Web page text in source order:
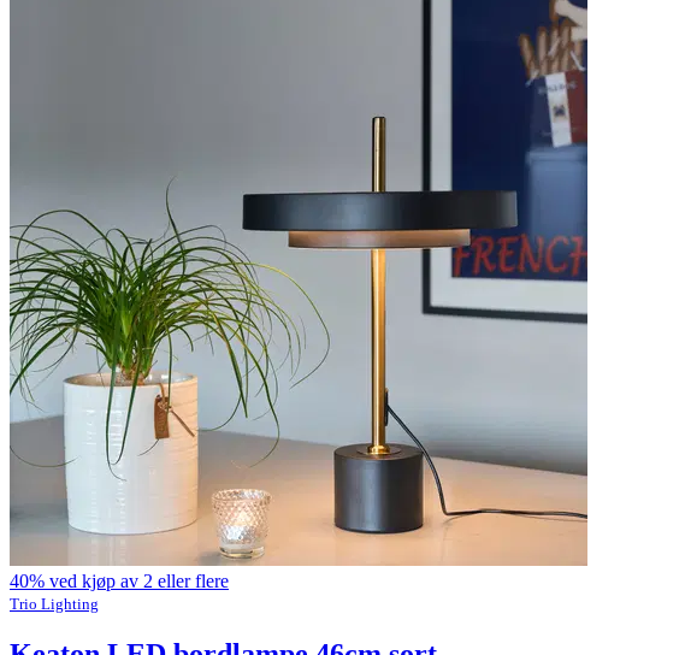
40% ved kjøp av 2 eller flere
Trio Lighting